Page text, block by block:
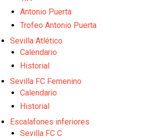
Djibril Sow pone rumbo a Italia para
Kochorashvili, seria opción para
El Tribunal Superior de Justicia
Antonio Puerta
Trofeo Antonio Puerta
Sevilla Atlético
Calendario
Historial
Sevilla FC Femenino
Calendario
Historial
Escalafones inferiores
Sevilla FC C